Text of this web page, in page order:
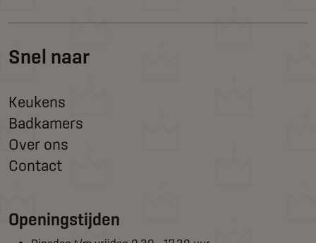
Snel naar
Keukens
Badkamers
Over ons
Contact
Openingstijden